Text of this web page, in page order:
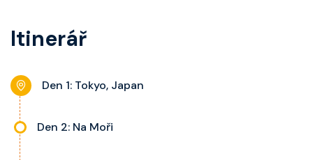
kajuty.
nastavitelnou klimatizaci,
noční stolky, trezor a balkon s
výhledem, velikost kajuty a balkonu
Itinerář
Den 1: Tokyo, Japan
Den 2: Na Moři